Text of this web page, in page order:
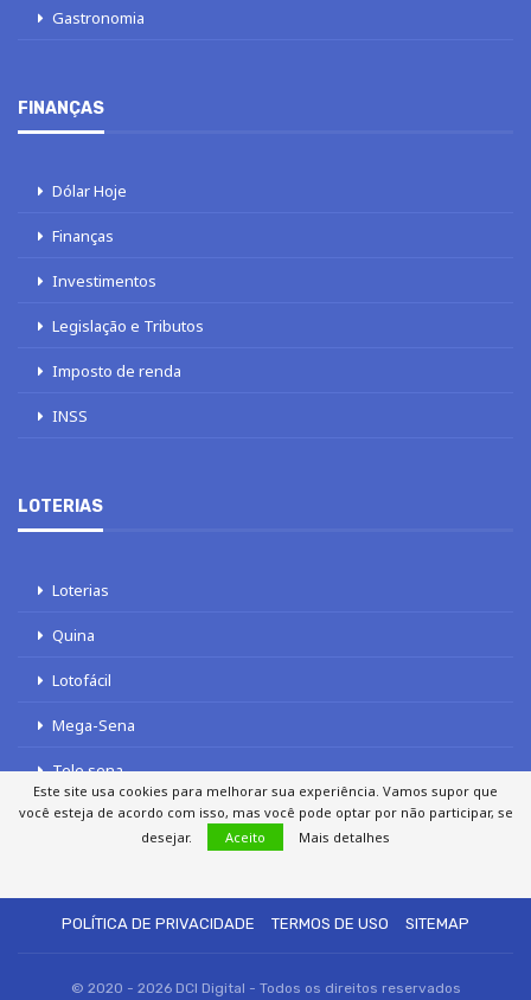
Gastronomia
FINANÇAS
Dólar Hoje
Finanças
Investimentos
Legislação e Tributos
Imposto de renda
INSS
LOTERIAS
Loterias
Quina
Lotofácil
Mega-Sena
Tele sena
POLÍTICA DE PRIVACIDADE
TERMOS DE USO SITEMAP
© 2020 - 2026 DCI Digital - Todos os direitos reservados
Este site usa cookies para melhorar sua experiência. Vamos supor que
você esteja de acordo com isso, mas você pode optar por não participar, se
desejar.
Aceito Mais detalhes